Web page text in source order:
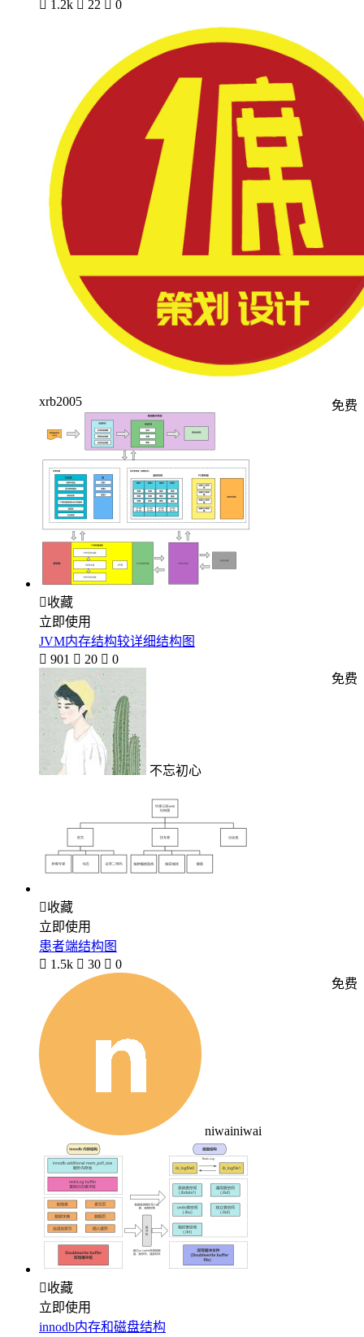
1.2k 22 0
xrb2005 免费
收藏
立即使用
JVM内存结构较详细结构图
 901  20  0
不忘初心
免费
收藏
立即使用
患者端结构图
 1.5k  30  0
niwainiwai
免费
收藏
立即使用
innodb内存和磁盘结构